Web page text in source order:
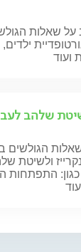
על שאלות
ילדים,
ועוד
שלהב
הגולשים
ולשיטת
התפתחות